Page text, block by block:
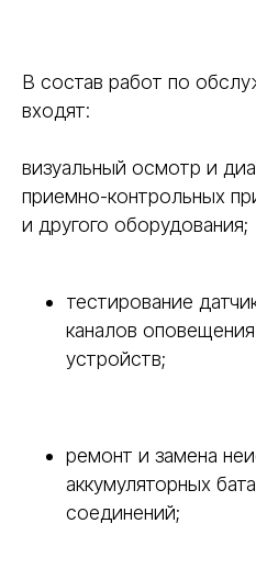
В состав работ по
входят:
визуальный осмотр и
приемно-контрольных
и другого оборудования;
тестирование
каналов
устройств;
ремонт и замена
аккумуляторных
соединений;